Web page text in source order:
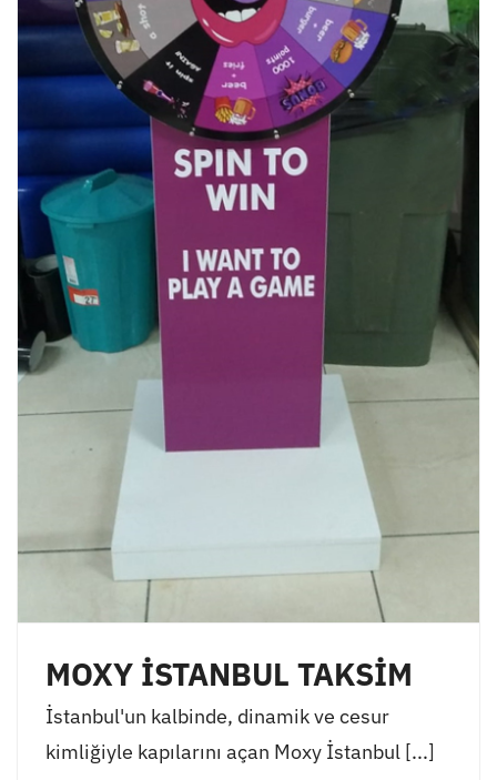
MOXY İSTANBUL TAKSİM
İstanbul'un kalbinde, dinamik ve cesur
kimliğiyle kapılarını açan Moxy İstanbul [...]